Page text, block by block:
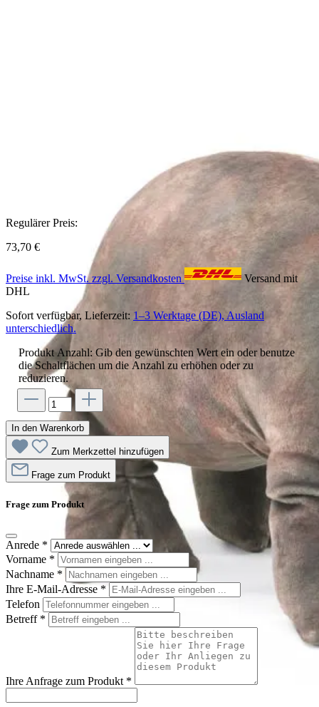
Regulärer Preis:
73,70 €
Preise inkl. MwSt. zzgl. Versandkosten
Versand mit
DHL
Sofort verfügbar, Lieferzeit: 1–3 Werktage (DE), Ausland
unterschiedlich.
Produkt Anzahl: Gib den gewünschten Wert ein oder benutze
die Schaltflächen um die Anzahl zu erhöhen oder zu
reduzieren.
In den Warenkorb
Zum Merkzettel hinzufügen
Frage zum Produkt
Frage zum Produkt
Anrede *
Vorname *
Nachname *
Ihre E-Mail-Adresse *
Telefon
Betreff *
Ihre Anfrage zum Produkt *